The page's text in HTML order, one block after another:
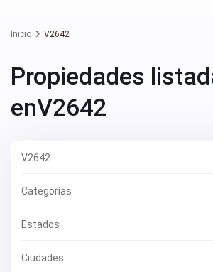
Inicio V2642
Propiedades
enV2642
V2642
Categorías
Estados
Ciudades